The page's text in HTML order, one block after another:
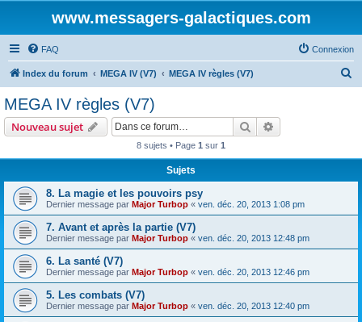
www.messagers-galactiques.com
FAQ Connexion
Index du forum MEGA IV (V7) MEGA IV règles (V7)
r
MEGA IV règles (V7)
Nouveau sujet Rechercher
8 sujets • Page 1 sur 1
Sujets
8. La magie et les pouvoirs psy
Dernier message par Major Turbop « ven. déc. 20, 2013 1:08 pm
7. Avant et après la partie (V7)
Dernier message par Major Turbop « ven. déc. 20, 2013 12:48 pm
6. La santé (V7)
Dernier message par Major Turbop « ven. déc. 20, 2013 12:46 pm
5. Les combats (V7)
Dernier message par Major Turbop « ven. déc. 20, 2013 12:40 pm